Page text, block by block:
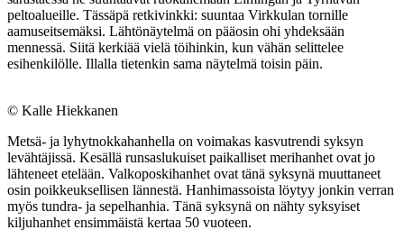
peltoalueille. Tässäpä retkivinkki: suuntaa Virkkulan tornille
aamuseitsemäksi. Lähtönäytelmä on pääosin ohi yhdeksään
mennessä. Siitä kerkiää vielä töihinkin, kun vähän selittelee
esihenkilölle. Illalla tietenkin sama näytelmä toisin päin.
© Kalle Hiekkanen
Metsä- ja lyhytnokkahanhella on voimakas kasvutrendi syksyn
levähtäjissä. Kesällä runsaslukuiset paikalliset merihanhet ovat jo
lähteneet etelään. Valkoposkihanhet ovat tänä syksynä muuttaneet
osin poikkeuksellisen lännestä. Hanhimassoista löytyy jonkin verran
myös tundra- ja sepelhanhia. Tänä syksynä on nähty syksyiset
kiljuhanhet ensimmäistä kertaa 50 vuoteen.